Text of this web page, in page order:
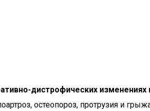
дистрофических изменениях
остеопороз, протрузия и